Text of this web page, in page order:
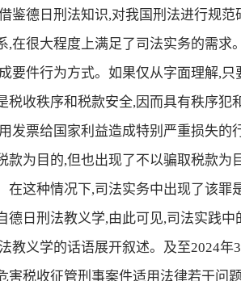
鉴德日刑法知识,对我国刑法进行规
,在很大程度上满足了司法实务的需求
要件行为方式。如果仅从字面理解,
税收秩序和税款安全,因而具有秩序犯
发票给国家利益造成特别严重损失的
款为目的,但也出现了不以骗取税款为
在这种情况下,司法实务中出现了该罪
德日刑法教义学,由此可见,司法实践
教义学的话语展开叙述。及至2024年
害税收征管刑事案件适用法律若干问